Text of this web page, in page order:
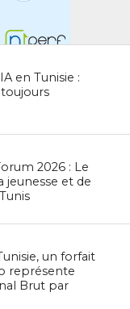
en Tunisie :
2026 : Le
jeunesse et de
un forfait
représente
Brut par